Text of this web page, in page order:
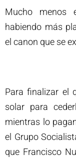
Mucho menos
habiendo más
el canon que se
Para finalizar el
solar para
mientras lo
el Grupo
que Francisco